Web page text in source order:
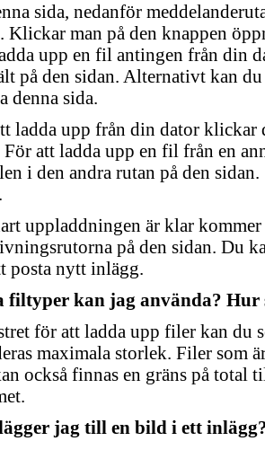
sida, nedanför
Klickar man på den knappen
upp en fil antingen från din
på den sidan. Alternativt kan
denna sida.
ladda upp från din dator klickar
att ladda upp en fil från en
i den andra rutan på den
uppladdningen är klar
på den sidan. Du
posta nytt inlägg.
filtyper kan jag använda? Hur
för att ladda upp filer kan du
maximala storlek. Filer som
också finnas en gräns på total
jag till en bild i ett